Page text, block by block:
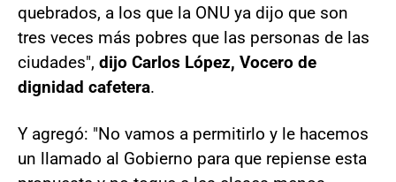
quebrados, a los que la ONU ya dijo que son
tres veces más pobres que las personas de las
ciudades", dijo Carlos López, Vocero de
dignidad cafetera.
Y agregó: "No vamos a permitirlo y le hacemos
un llamado al Gobierno para que repiense esta